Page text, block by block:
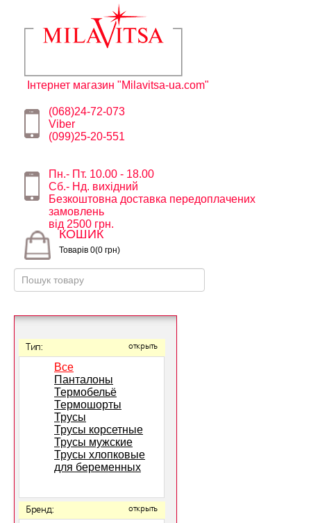
Інтернет магазин "Milavitsa-ua.com"
(068)24-72-073
Viber
(099)25-20-551
Пн.- Пт. 10.00 - 18.00
Сб.- Нд. вихідний
Безкоштовна доставка передоплачених
замовлень
від 2500 грн.
КОШИК
Товарів 0(0 грн)
Тип: открыть
Все
Панталоны
Термобельё
Термошорты
Трусы
Трусы корсетные
Трусы мужские
Трусы хлопковые
для беременных
Бренд: открыть